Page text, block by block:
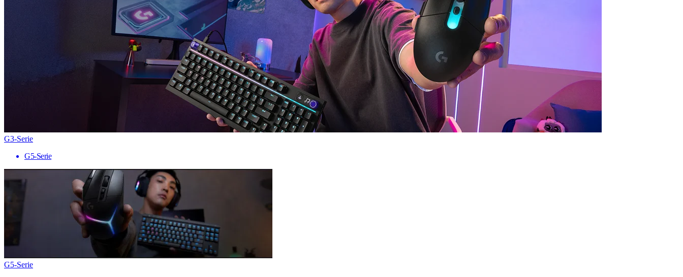
G3-Serie
G5-Serie
G5-Serie